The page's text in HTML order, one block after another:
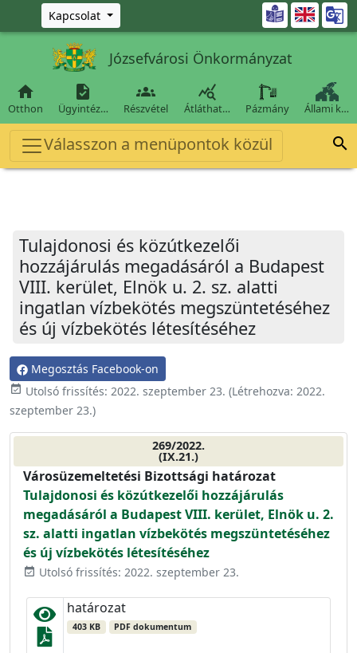
Ugrás a fő tartalomra
Kapcsolat 
Józsefvárosi Önkormányzat

Otthon

Ügyintéz…

Részvétel

Átláthat… Pázmány Állami k…
Válasszon a menüpontok közül 
Tulajdonosi és közútkezelői
hozzájárulás megadásáról a Budapest
VIII. kerület, Elnök u. 2. sz. alatti
ingatlan vízbekötés megszüntetéséhez
és új vízbekötés létesítéséhez
Megosztás Facebook-on
event_available Utolsó frissítés: 2022. szeptember 23. (Létrehozva: 2022.
szeptember 23.)
269/2022.
(IX.21.)
Városüzemeltetési Bizottsági határozat
Tulajdonosi és közútkezelői hozzájárulás
megadásáról a Budapest VIII. kerület, Elnök u. 2.
sz. alatti ingatlan vízbekötés megszüntetéséhez
és új vízbekötés létesítéséhez
event_available Utolsó frissítés: 2022. szeptember 23.
határozat
403 KB PDF dokumentum